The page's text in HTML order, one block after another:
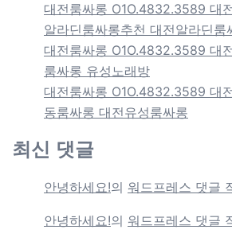
대전룸싸롱 O1O.4832.3589 대
알라딘룸싸롱추천 대전알라딘룸
대전룸싸롱 O1O.4832.3589 대
룸싸롱 유성노래방
대전룸싸롱 O1O.4832.3589 대
동룸싸롱 대전유성룸싸롱
최신 댓글
안녕하세요!의 워드프레스 댓글
안녕하세요!의 워드프레스 댓글